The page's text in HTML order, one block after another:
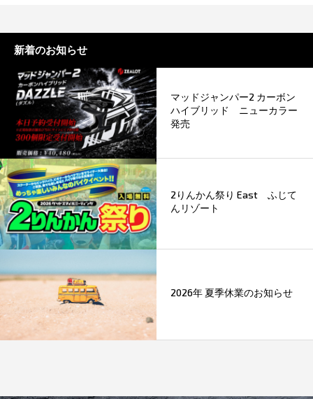
新着のお知らせ
マッドジャンパー2 カーボン
ハイブリッド ニューカラー
発売
2りんかん祭り East ふじて
んリゾート
2026年 夏季休業のお知らせ